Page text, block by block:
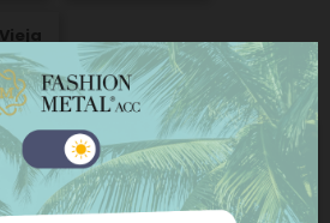
AÑADIR AL CARRITO
AHORA
propias y de terceros
servicios y mostrarle
con sus preferencias